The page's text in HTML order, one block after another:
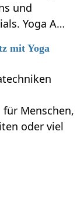
und
Yoga A…
mit Yoga
Menschen,
oder viel